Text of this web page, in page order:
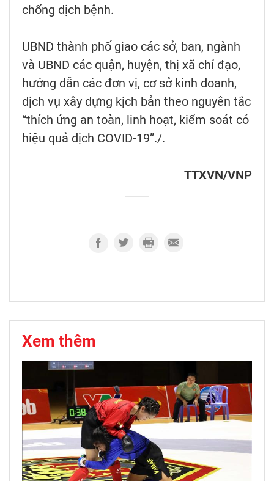
chống dịch bệnh.
UBND thành phố giao các sở, ban, ngành
và UBND các quận, huyện, thị xã chỉ đạo,
hướng dẫn các đơn vị, cơ sở kinh doanh,
dịch vụ xây dựng kịch bản theo nguyên tắc
“thích ứng an toàn, linh hoạt, kiểm soát có
hiệu quả dịch COVID-19”./.
TTXVN/VNP
Xem thêm